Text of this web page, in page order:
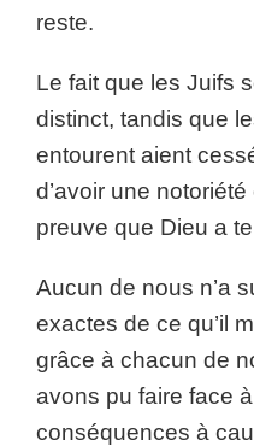
reste.
Le fait que les Juifs
distinct, tandis que
entourent aient
d’avoir une
preuve que Dieu a
Aucun de nous n’a
exactes de ce qu’il
grâce à chacun de
avons pu faire face
conséquences à